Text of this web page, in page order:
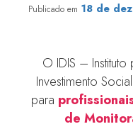
Publicado em 18 de
O IDIS –
Investimento
para
de